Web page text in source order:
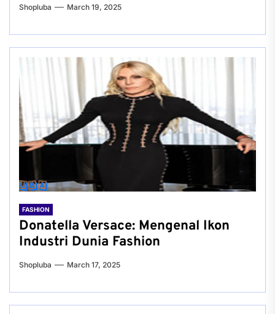
Shopluba March 19, 2025
FASHION
Donatella Versace: Mengenal Ikon
Industri Dunia Fashion
Shopluba March 17, 2025